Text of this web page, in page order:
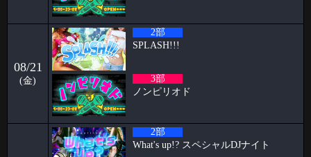
7380 当選
2026-05-15
すずブログ🦋パピヨン週末イベント
お久しぶりです！ すずです🔔🔔🔔 いよいよ6月でPapillonは5周年を迎え
ます㊗️ い
2026-05-11
2026.06.26&27&28 Papillon 5th Anniversary
こんにちは、こんばんは、おはようございます。阿部乱丸です。
Papillonがオープンし、早
08/21
(金)
2部
SPLASH!!!
3部
ノンピリオド
2部
What's up!? スペシャルDJナイト